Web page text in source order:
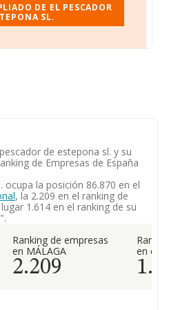
DE EL PESCADOR
SL.
de estepona sl. y su
de Empresas de España
ocupa la posición 86.870 en el
, la 2.209 en el ranking de
1.614 en el ranking de su
Ranking de empresas
en MÁLAGA
2.209
en el